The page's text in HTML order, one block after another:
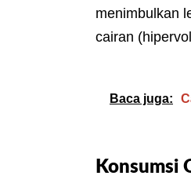
menimbulkan
cairan
Baca juga:
Konsumsi